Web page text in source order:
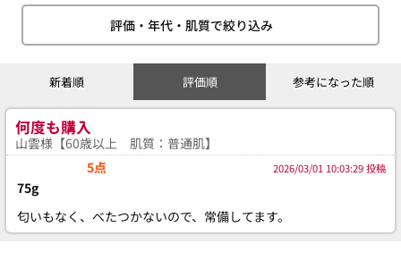
評価・年代・肌質で絞り込み
新着順 評価順 参考になった順
何度も購入
山雲様【60歳以上 肌質：普通肌】
5点
2026/03/01 10:03:29 投稿
75g
匂いもなく、べたつかないので、常備してます。